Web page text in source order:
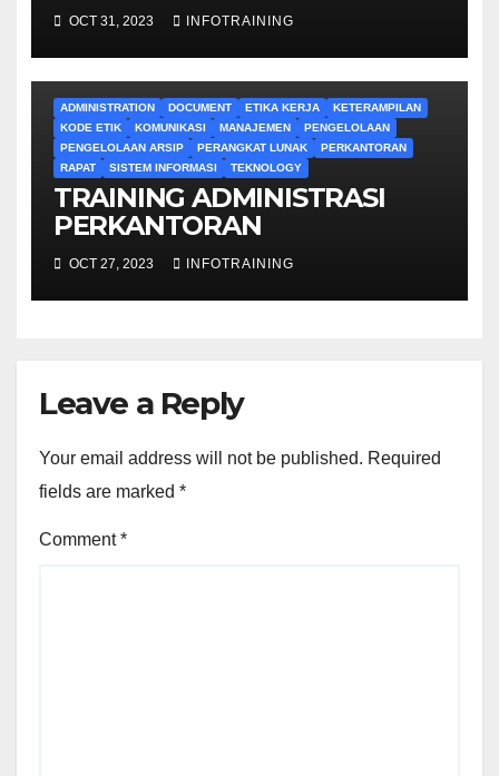
OCT 31, 2023 INFOTRAINING
ADMINISTRATION DOCUMENT ETIKA KERJA
KETERAMPILAN
KODE ETIK
KOMUNIKASI MANAJEMEN
PENGELOLAAN
PENGELOLAAN ARSIP
PERANGKAT LUNAK
PERKANTORAN
RAPAT
SISTEM INFORMASI TEKNOLOGY
TRAINING ADMINISTRASI
PERKANTORAN
OCT 27, 2023 INFOTRAINING
Leave a Reply
Your email address will not be published. Required
fields are marked *
Comment*